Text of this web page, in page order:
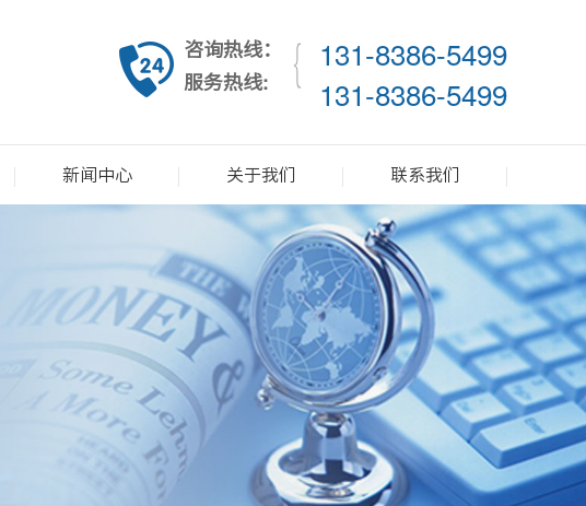
咨询热线：
服务热线:
131-8386-5499
131-8386-5499
新闻中心 关于我们 联系我们